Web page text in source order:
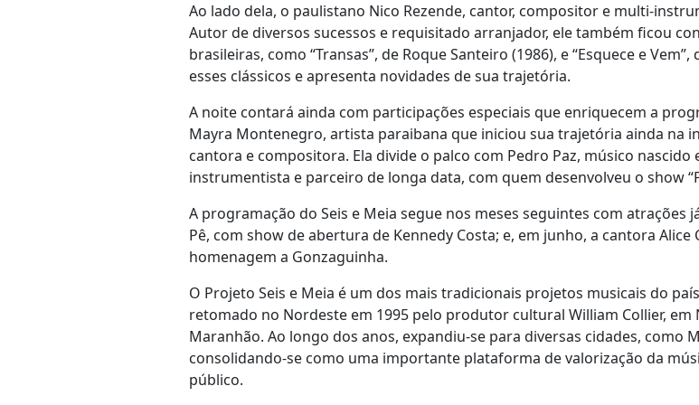
Ao lado dela, o paulistano Nico Rezende, cantor, compositor e multi-
Autor de diversos sucessos e requisitado arranjador, ele também ficou
brasileiras, como “Transas”, de Roque Santeiro (1986), e “Esquece e
esses clássicos e apresenta novidades de sua trajetória.
A noite contará ainda com participações especiais que enriquecem a
Mayra Montenegro, artista paraibana que iniciou sua trajetória ainda na
cantora e compositora. Ela divide o palco com Pedro Paz, músico
instrumentista e parceiro de longa data, com quem desenvolveu o show
A programação do Seis e Meia segue nos meses seguintes com atrações
Pê, com show de abertura de Kennedy Costa; e, em junho, a cantora
homenagem a Gonzaguinha.
O Projeto Seis e Meia é um dos mais tradicionais projetos musicais do
retomado no Nordeste em 1995 pelo produtor cultural William Collier,
Maranhão. Ao longo dos anos, expandiu-se para diversas cidades, como
consolidando-se como uma importante plataforma de valorização da
público.